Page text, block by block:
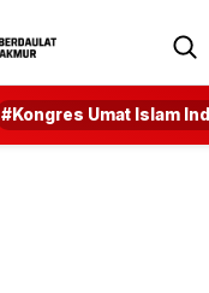
#Kongres Umat Islam